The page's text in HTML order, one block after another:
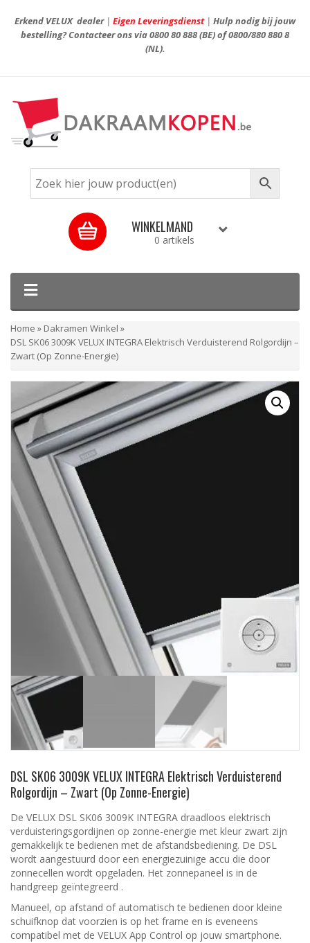
Erkend VELUX dealer| Eigen Leveringsdienst| Hulp nodig bij jouw
bestelling? Contacteer ons via0800 80 888(BE) of0800/880 880 8
(NL).
WINKELMAND
0 artikels
Home » Dakramen Winkel »
DSL SK06 3009K VELUX INTEGRA Elektrisch Verduisterend Rolgordijn –
Zwart (Op Zonne-Energie)
DSL SK06 3009K VELUX INTEGRA Elektrisch Verduisterend
Rolgordijn – Zwart (Op Zonne-Energie)
De VELUX DSL SK06 3009K INTEGRA draadloos elektrisch
verduisteringsgordijnen op zonne-energie met kleur zwart zijn
gemakkelijk te bedienen met de afstandsbediening. De DSL
wordt aangestuurd door een energiezuinige accu die door
zonnecellen wordt opgeladen. Het zonnepaneel is in de
handgreep geïntegreerd .
Manueel, op afstand of automatisch te bedienen door kleine
schuifknop dat voorzien is op het frame en is eveneens
compatibel met de VELUX App Control op jouw smartphone.